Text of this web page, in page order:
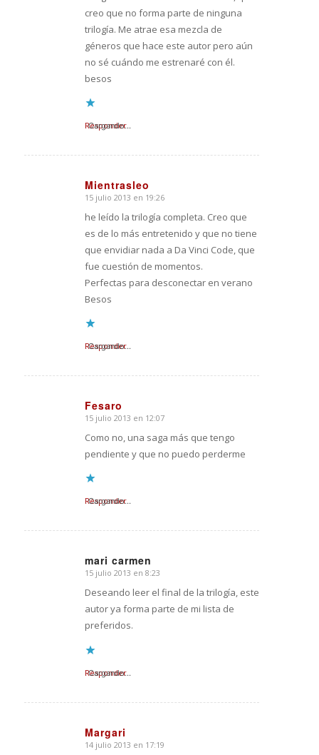
creo que no forma parte de ninguna
trilogía. Me atrae esa mezcla de
géneros que hace este autor pero aún
no sé cuándo me estrenaré con él.
besos
Cargando...
Responder
Mientrasleo
Dice:
15 julio 2013 en 19:26
he leído la trilogía completa. Creo que
es de lo más entretenido y que no tiene
que envidiar nada a Da Vinci Code, que
fue cuestión de momentos.
Perfectas para desconectar en verano
Besos
Cargando...
Responder
Fesaro
Dice:
15 julio 2013 en 12:07
Como no, una saga más que tengo
pendiente y que no puedo perderme
Cargando...
Responder
mari carmen
Dice:
15 julio 2013 en 8:23
Deseando leer el final de la trilogía, este
autor ya forma parte de mi lista de
preferidos.
Cargando...
Responder
Margari
Dice:
14 julio 2013 en 17:19